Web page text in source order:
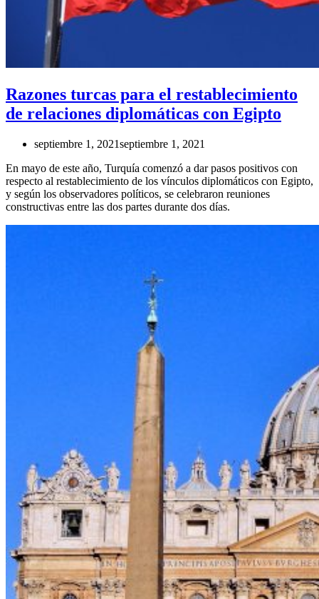
Razones turcas para el restablecimiento
de relaciones diplomáticas con Egipto
septiembre 1, 2021septiembre 1, 2021
En mayo de este año, Turquía comenzó a dar pasos positivos con
respecto al restablecimiento de los vínculos diplomáticos con Egipto,
y según los observadores políticos, se celebraron reuniones
constructivas entre las dos partes durante dos días.